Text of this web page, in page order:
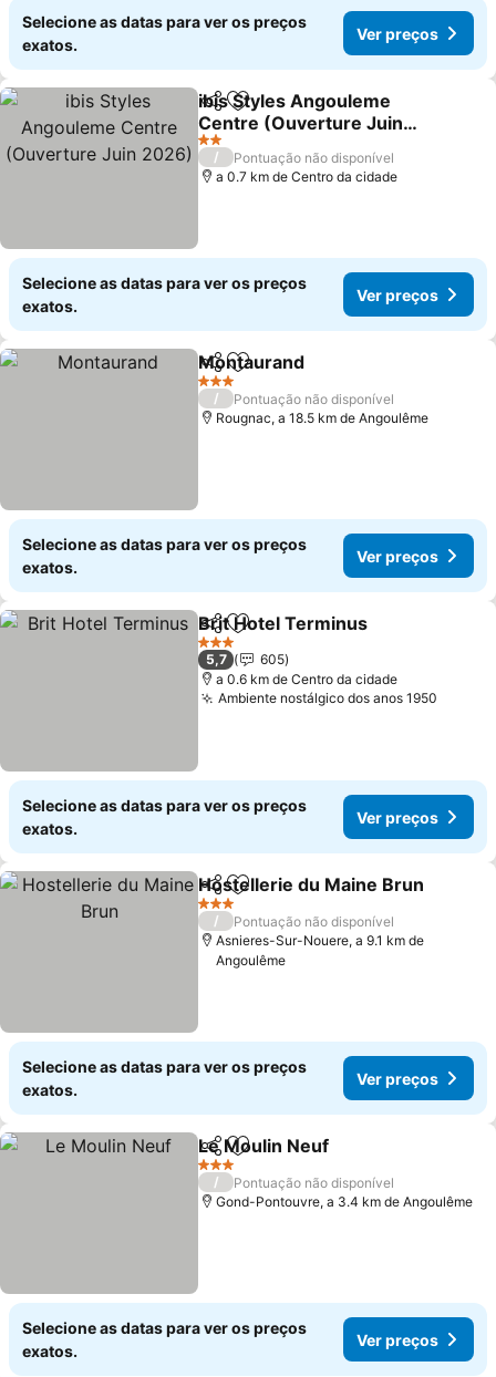
Selecione as datas para ver os preços
exatos.
Ver preços
PartilharAdicionar aos favoritos
ibis Styles Angouleme
Centre (Ouverture Juin
2026)
2 Estrelas
/
Pontuação não disponível
a 0.7 km de Centro da cidade
Selecione as datas para ver os preços
exatos.
Ver preços
PartilharAdicionar aos favoritos
Montaurand
3 Estrelas
/
Pontuação não disponível
Rougnac, a 18.5 km de Angoulême
Selecione as datas para ver os preços
exatos.
Ver preços
PartilharAdicionar aos favoritos
Brit Hotel Terminus
3 Estrelas
5,7
605
a 0.6 km de Centro da cidade
Ambiente nostálgico dos anos 1950
Selecione as datas para ver os preços
exatos.
Ver preços
PartilharAdicionar aos favoritos
Hostellerie du Maine Brun
3 Estrelas
/
Pontuação não disponível
Asnieres-Sur-Nouere, a 9.1 km de
Angoulême
Selecione as datas para ver os preços
exatos.
Ver preços
PartilharAdicionar aos favoritos
Le Moulin Neuf
3 Estrelas
/
Pontuação não disponível
Gond-Pontouvre, a 3.4 km de Angoulême
Selecione as datas para ver os preços
exatos.
Ver preços